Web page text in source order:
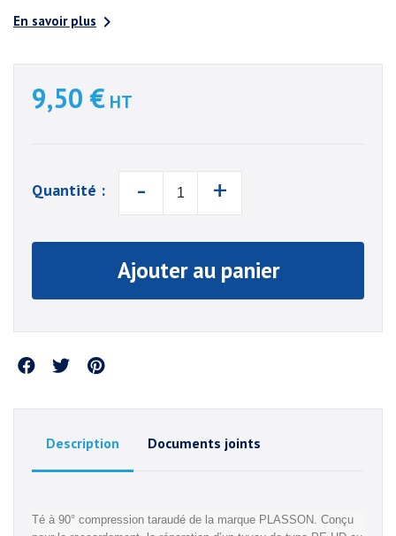
En savoir plus 
9,50 € HT
Quantité : - +
Ajouter au panier
Partager
Description Documents joints
Té à 90° compression taraudé de la marque PLASSON. Conçu